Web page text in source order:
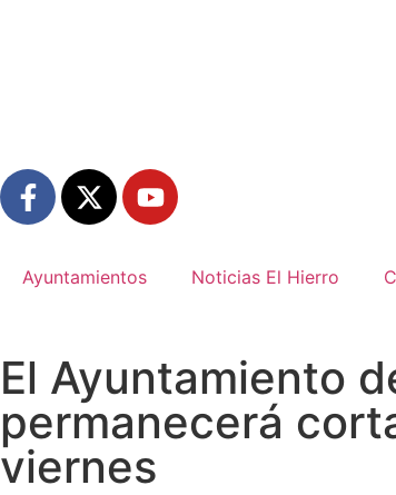
Ayuntamientos Noticias El Hierro
El Ayuntamiento
permanecerá
viernes